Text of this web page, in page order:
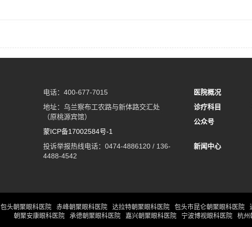
电话：400-677-7015
地址：乌兰察布工农路与新体路交汇处
（原桃源宾馆）
蒙ICP备17002584号-1
投诉举报热线电话：0474-4886120 / 136-
4488-4542
医院概况
诊疗科目
公众号
新闻中心
包头朝聚眼科医院 赤峰朝聚眼科医院 达拉特朝聚眼科医院 包头市昆仑朝聚眼科医院
朝聚安康眼科医院
承德朝聚眼科医院 嘉兴朝聚眼科医院 宁波博视眼科医院 杭州